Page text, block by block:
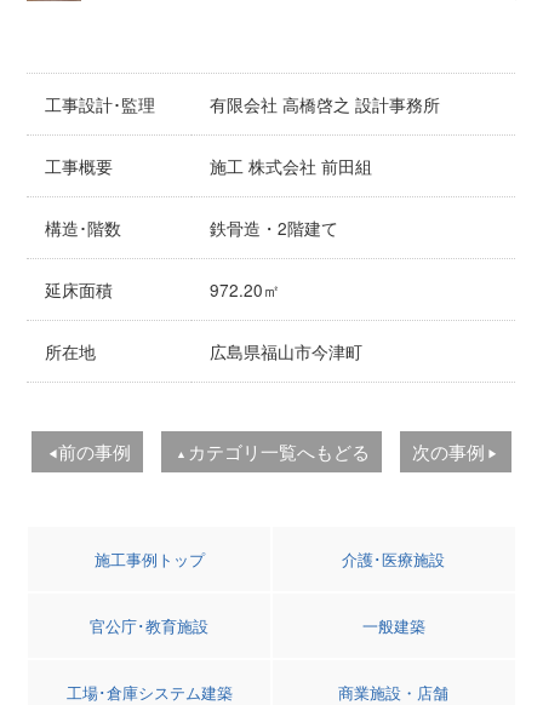
工事設計･監理 有限会社 高橋啓之 設計事務所
工事概要 施工 株式会社 前田組
構造･階数 鉄骨造・2階建て
延床面積 972.20㎡
所在地 広島県福山市今津町
◀前の事例 ▲ カテゴリ一覧へもどる 次の事例 ▶
施工事例トップ 介護･医療施設
官公庁･教育施設 一般建築
工場･倉庫システム建築 商業施設・店舗